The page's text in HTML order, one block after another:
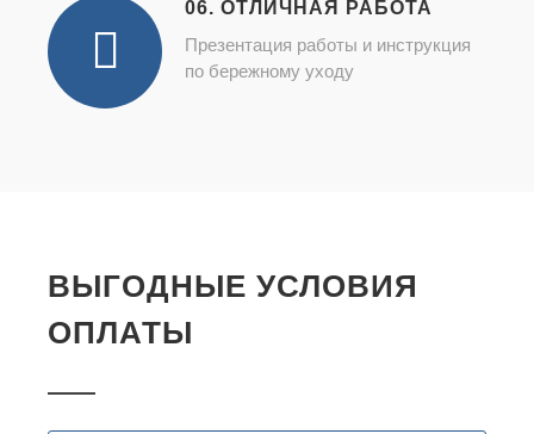
06. ОТЛИЧНАЯ РАБОТА
Презентация работы и инструкция
по бережному уходу
ВЫГОДНЫЕ УСЛОВИЯ
ОПЛАТЫ